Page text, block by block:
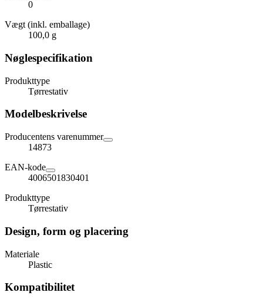
0
Vægt (inkl. emballage)
100,0 g
Nøglespecifikation
Produkttype
Tørrestativ
Modelbeskrivelse
Producentens varenummer
14873
EAN-kode
4006501830401
Produkttype
Tørrestativ
Design, form og placering
Materiale
Plastic
Kompatibilitet